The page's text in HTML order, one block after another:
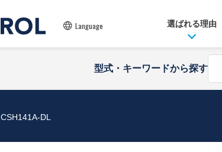
Language 選ばれる理由
型式・キーワードから探す
CSH141A-DL